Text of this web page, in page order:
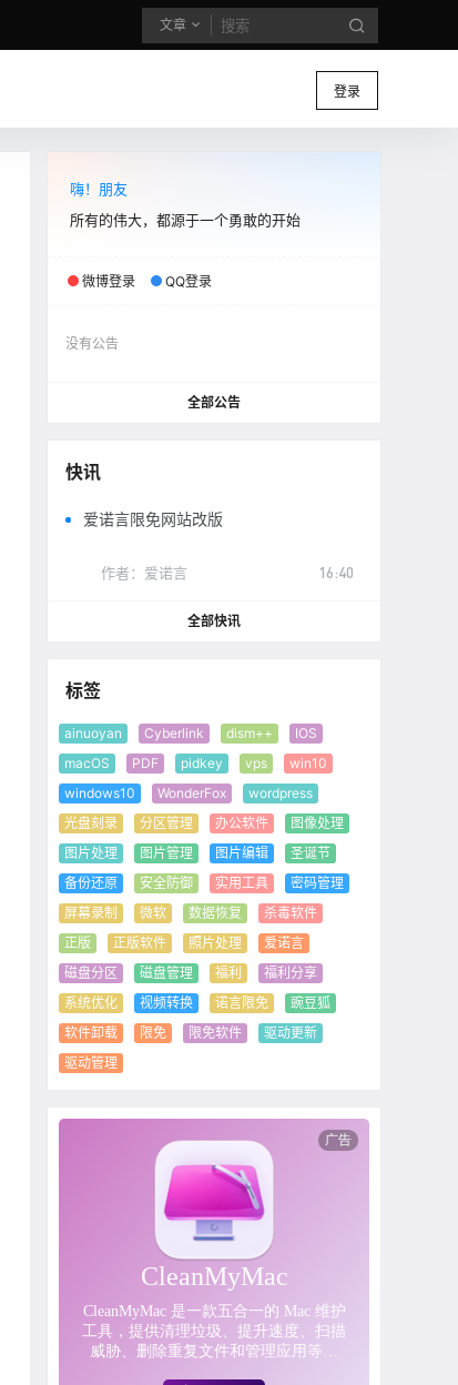
文章
登录
嗨！朋友
所有的伟大，都源于一个勇敢的开始
微博登录 QQ登录
没有公告
全部公告
快讯
爱诺言限免网站改版
作者： 爱诺言 16:40
全部快讯
标签
ainuoyan Cyberlink dism++
IOS
macOS
PDF pidkey vps
win10
windows10
WonderFox
wordpress
光盘刻录
分区管理 办公软件
图像处理
图片处理
图片管理 图片编辑
圣诞节
备份还原
安全防御 实用工具
密码管理
屏幕录制
微软 数据恢复
杀毒软件
正版
正版软件 照片处理
爱诺言
磁盘分区
磁盘管理 福利
福利分享
系统优化
视频转换 诺言限免
豌豆狐
软件卸载
限免 限免软件
驱动更新
驱动管理